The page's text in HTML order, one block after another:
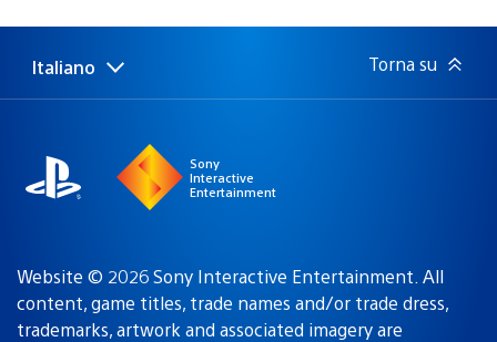
pubblicazione:
Seleziona
Regione
Italiano Torna su
Sony
Interactive
Entertainment
Website © 2026 Sony Interactive Entertainment. All
content, game titles, trade names and/or trade dress,
trademarks, artwork and associated imagery are